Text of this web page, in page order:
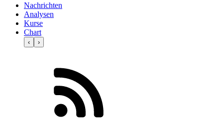
Nachrichten
Analysen
Kurse
Chart
‹ ›